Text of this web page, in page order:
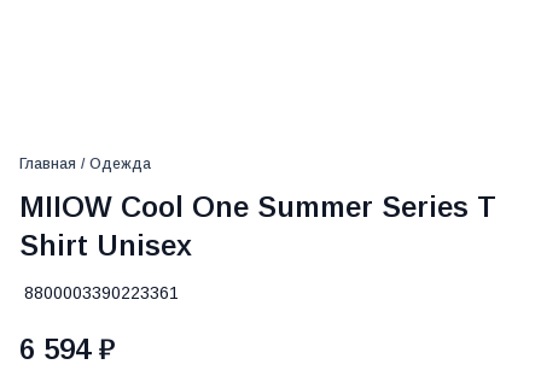
Главная / Одежда
MIIOW Cool One Summer Series T
Shirt Unisex
8800003390223361
6 594 ₽